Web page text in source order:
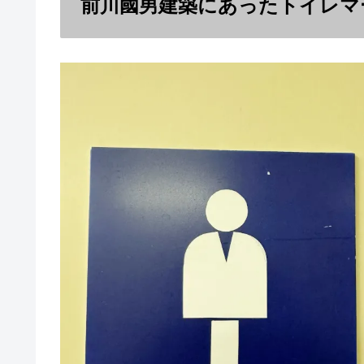
前川國男建築にあったトイレ